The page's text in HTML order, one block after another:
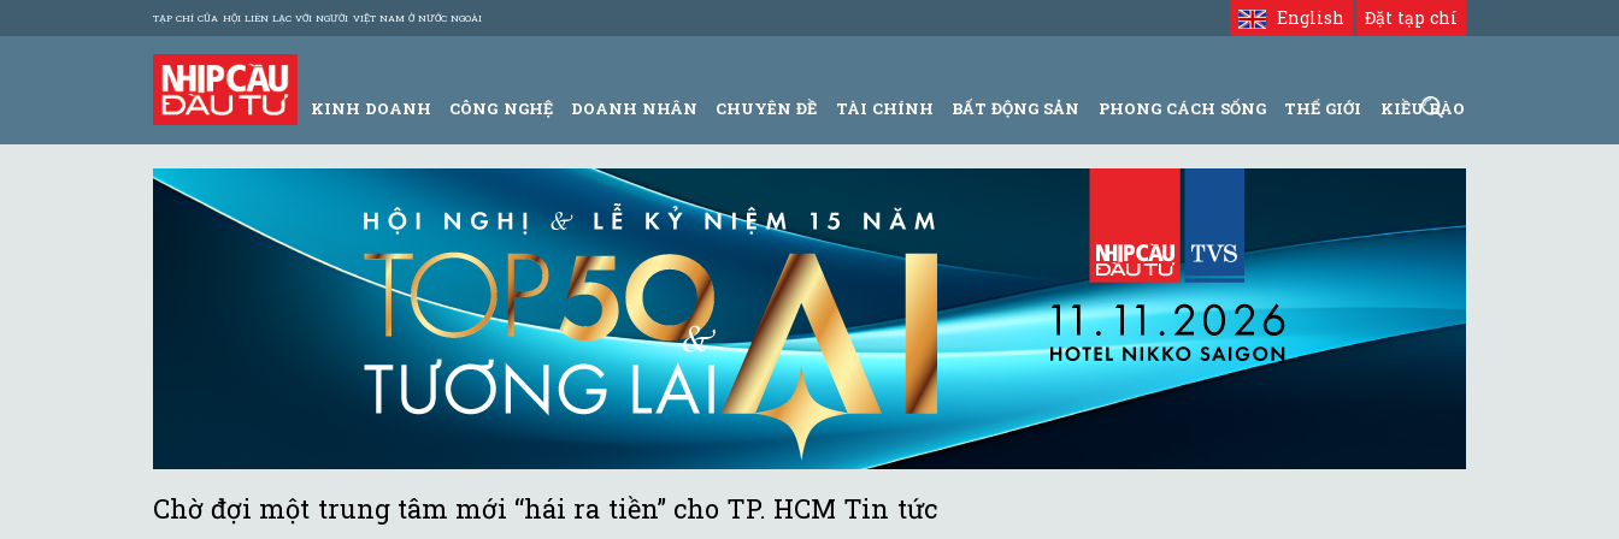
TẠP CHÍ CỦA HỘI LIÊN LẠC VỚI NGƯỜI VIỆT NAM Ở NƯỚC NGOÀI Đặt tạp chí
English
KINH DOANH CÔNG NGHỆ DOANH NHÂN CHUYÊN ĐỀ TÀI CHÍNH BẤT ĐỘNG SẢN PHONG CÁCH SỐNG THẾ GIỚI KIỀU BÀO
Chờ đợi một trung tâm mới “hái ra tiền” cho TP. HCM Tin tức